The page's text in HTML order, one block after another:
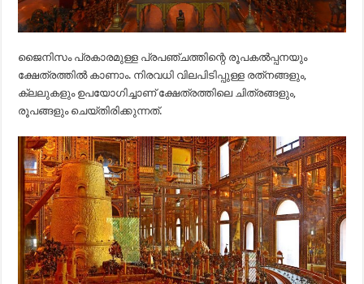
ജൈനിസം പ്രകാരമുള്ള പ്രപഞ്ചത്തിന്റെ രൂപകൽപ്പനയും
ക്ഷേത്രത്തിൽ കാണാം. നിരവധി വിലപിടിപ്പുള്ള രത്‌നങ്ങളും,
ക്ലലുകളും ഉപയോഗിച്ചാണ് ക്ഷേത്രത്തിലെ ചിത്രങ്ങളും,
രൂപങ്ങളും ചെയ്തിരിക്കുന്നത്.